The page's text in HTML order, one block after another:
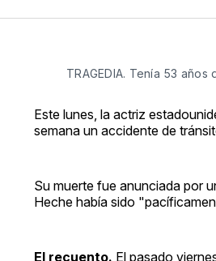
TRAGEDIA. Tenía 53 años
Este lunes, la actriz
semana un accidente de
Su muerte fue anunciada por
Heche había sido
El recuento. El pasado